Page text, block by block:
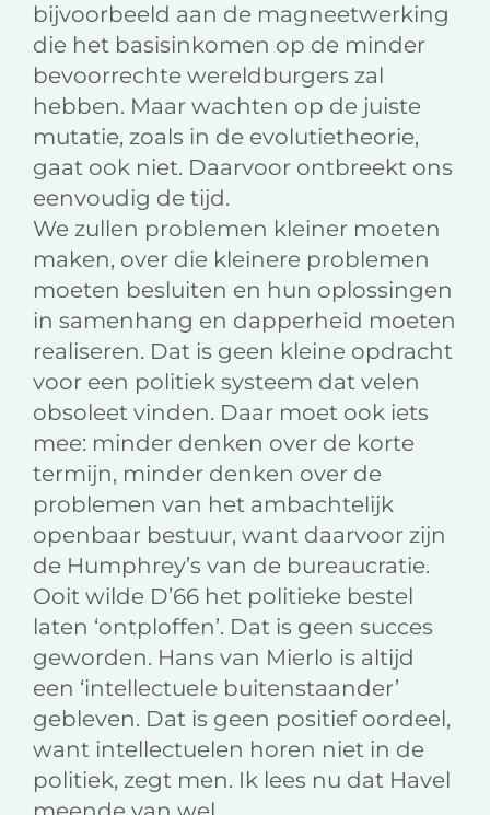
bijvoorbeeld aan de magneetwerking
die het basisinkomen op de minder
bevoorrechte wereldburgers zal
hebben. Maar wachten op de juiste
mutatie, zoals in de evolutietheorie,
gaat ook niet. Daarvoor ontbreekt ons
eenvoudig de tijd.
We zullen problemen kleiner moeten
maken, over die kleinere problemen
moeten besluiten en hun oplossingen
in samenhang en dapperheid moeten
realiseren. Dat is geen kleine opdracht
voor een politiek systeem dat velen
obsoleet vinden. Daar moet ook iets
mee: minder denken over de korte
termijn, minder denken over de
problemen van het ambachtelijk
openbaar bestuur, want daarvoor zijn
de Humphrey’s van de bureaucratie.
Ooit wilde D’66 het politieke bestel
laten ‘ontploffen’. Dat is geen succes
geworden. Hans van Mierlo is altijd
een ‘intellectuele buitenstaander’
gebleven. Dat is geen positief oordeel,
want intellectuelen horen niet in de
politiek, zegt men. Ik lees nu dat Havel